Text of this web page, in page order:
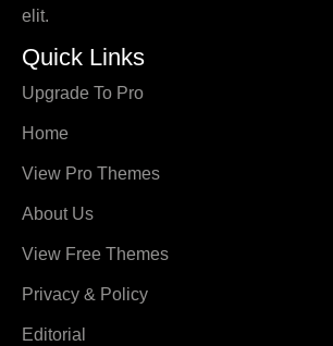
elit.
Quick Links
Upgrade To Pro
Home
View Pro Themes
About Us
View Free Themes
Privacy & Policy
Editorial